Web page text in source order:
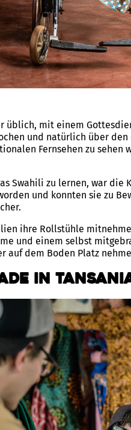
üblich, mit einem
und natürlich über
Fernsehen zu sehen
Swahili zu lernen, war
und konnten sie zu
ihre Rollstühle
und einem selbst
auf dem Boden Platz
in